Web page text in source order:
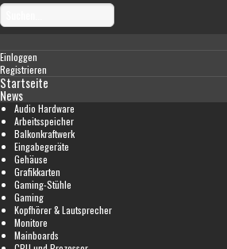
Einloggen
Registrieren
Startseite
News
Audio Hardware
Arbeitsspeicher
Balkonkraftwerk
Eingabegeräte
Gehäuse
Grafikkarten
Gaming-Stühle
Gaming
Kopfhörer & Lautsprecher
Monitore
Mainboards